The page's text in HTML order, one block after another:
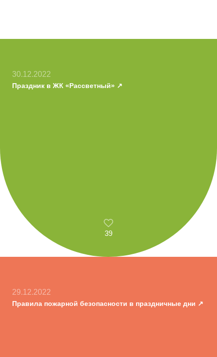
30.12.2022
Праздник в ЖК «Рассветный»
39
29.12.2022
Правила пожарной безопасности в праздничные дни